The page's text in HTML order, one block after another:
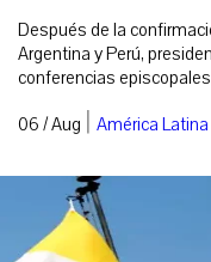
Después de la
Argentina y Perú,
conferencias
06 / Aug | América Latina